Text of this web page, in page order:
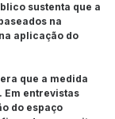
sustenta que a
na
aplicação do
que a medida
Em entrevistas
do espaço